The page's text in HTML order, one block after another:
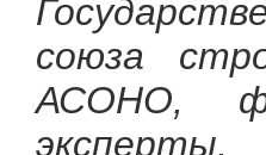
союза
АСОНО,
эксперты,